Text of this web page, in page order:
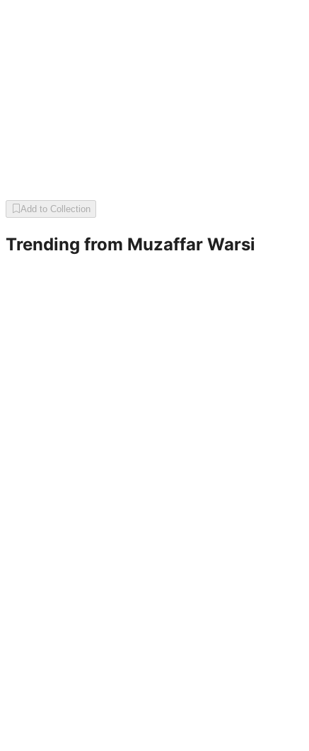
Add to Collection
Trending from Muzaffar Warsi